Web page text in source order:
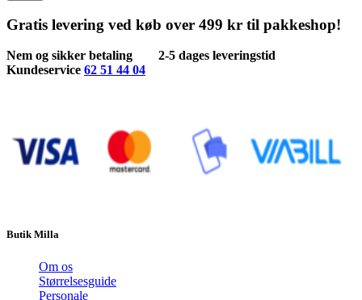
Gratis levering ved køb over 499 kr til pakkeshop!
Nem og sikker betaling
2-5 dages leveringstid
Kundeservice 62 51 44 04
Butik Milla
Om os
Størrelsesguide
Personale